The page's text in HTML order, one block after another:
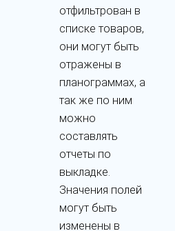
отфильтрован в
списке товаров,
они могут быть
отражены в
планограммах, а
так же по ним
можно
составлять
отчеты по
выкладке.
Значения полей
могут быть
изменены в